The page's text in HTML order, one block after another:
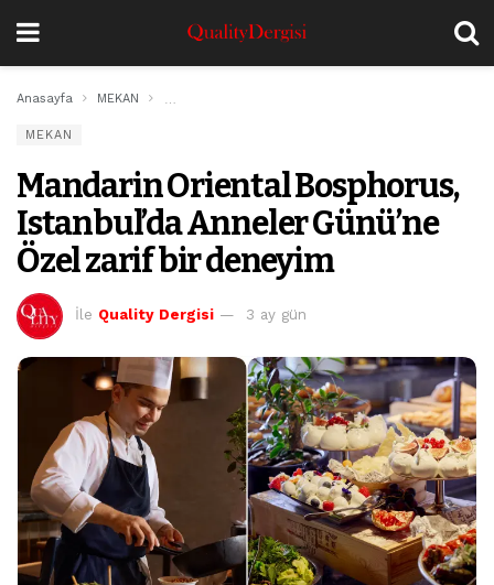
Anasayfa MEKAN
MEKAN
Mandarin Oriental Bosphorus,
Istanbul’da Anneler Günü’ne
Özel zarif bir deneyim
İle Quality Dergisi 3 ay gün